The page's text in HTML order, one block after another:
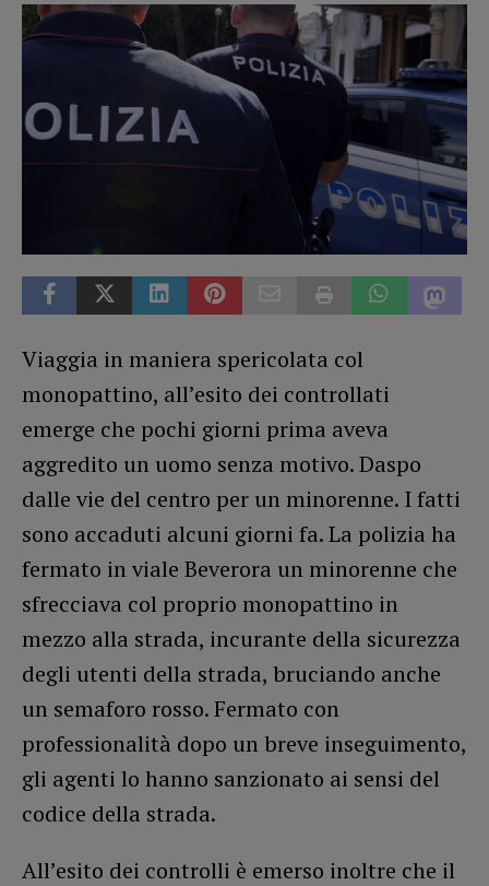
Viaggia in maniera spericolata col
monopattino, all’esito dei controllati
emerge che pochi giorni prima aveva
aggredito un uomo senza motivo. Daspo
dalle vie del centro per un minorenne. I fatti
sono accaduti alcuni giorni fa. La polizia ha
fermato in viale Beverora un minorenne che
sfrecciava col proprio monopattino in
mezzo alla strada, incurante della sicurezza
degli utenti della strada, bruciando anche
un semaforo rosso. Fermato con
professionalità dopo un breve inseguimento,
gli agenti lo hanno sanzionato ai sensi del
codice della strada.
All’esito dei controlli è emerso inoltre che il